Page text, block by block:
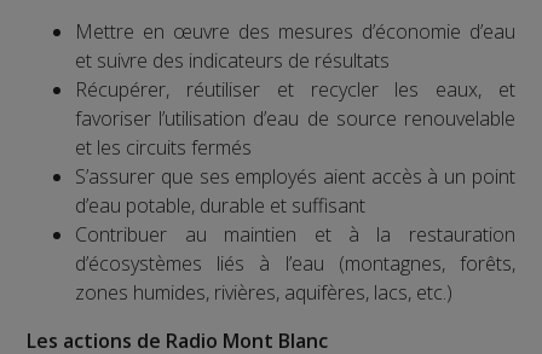
Mettre en œuvre des mesures d’économie d’eau
et suivre des indicateurs de résultats
Récupérer, réutiliser et recycler les eaux, et
favoriser l’utilisation d’eau de source renouvelable
et les circuits fermés
S’assurer que ses employés aient accès à un point
d’eau potable, durable et suffisant
Contribuer au maintien et à la restauration
d’écosystèmes liés à l’eau (montagnes, forêts,
zones humides, rivières, aquifères, lacs, etc.)
Les actions de Radio Mont Blanc